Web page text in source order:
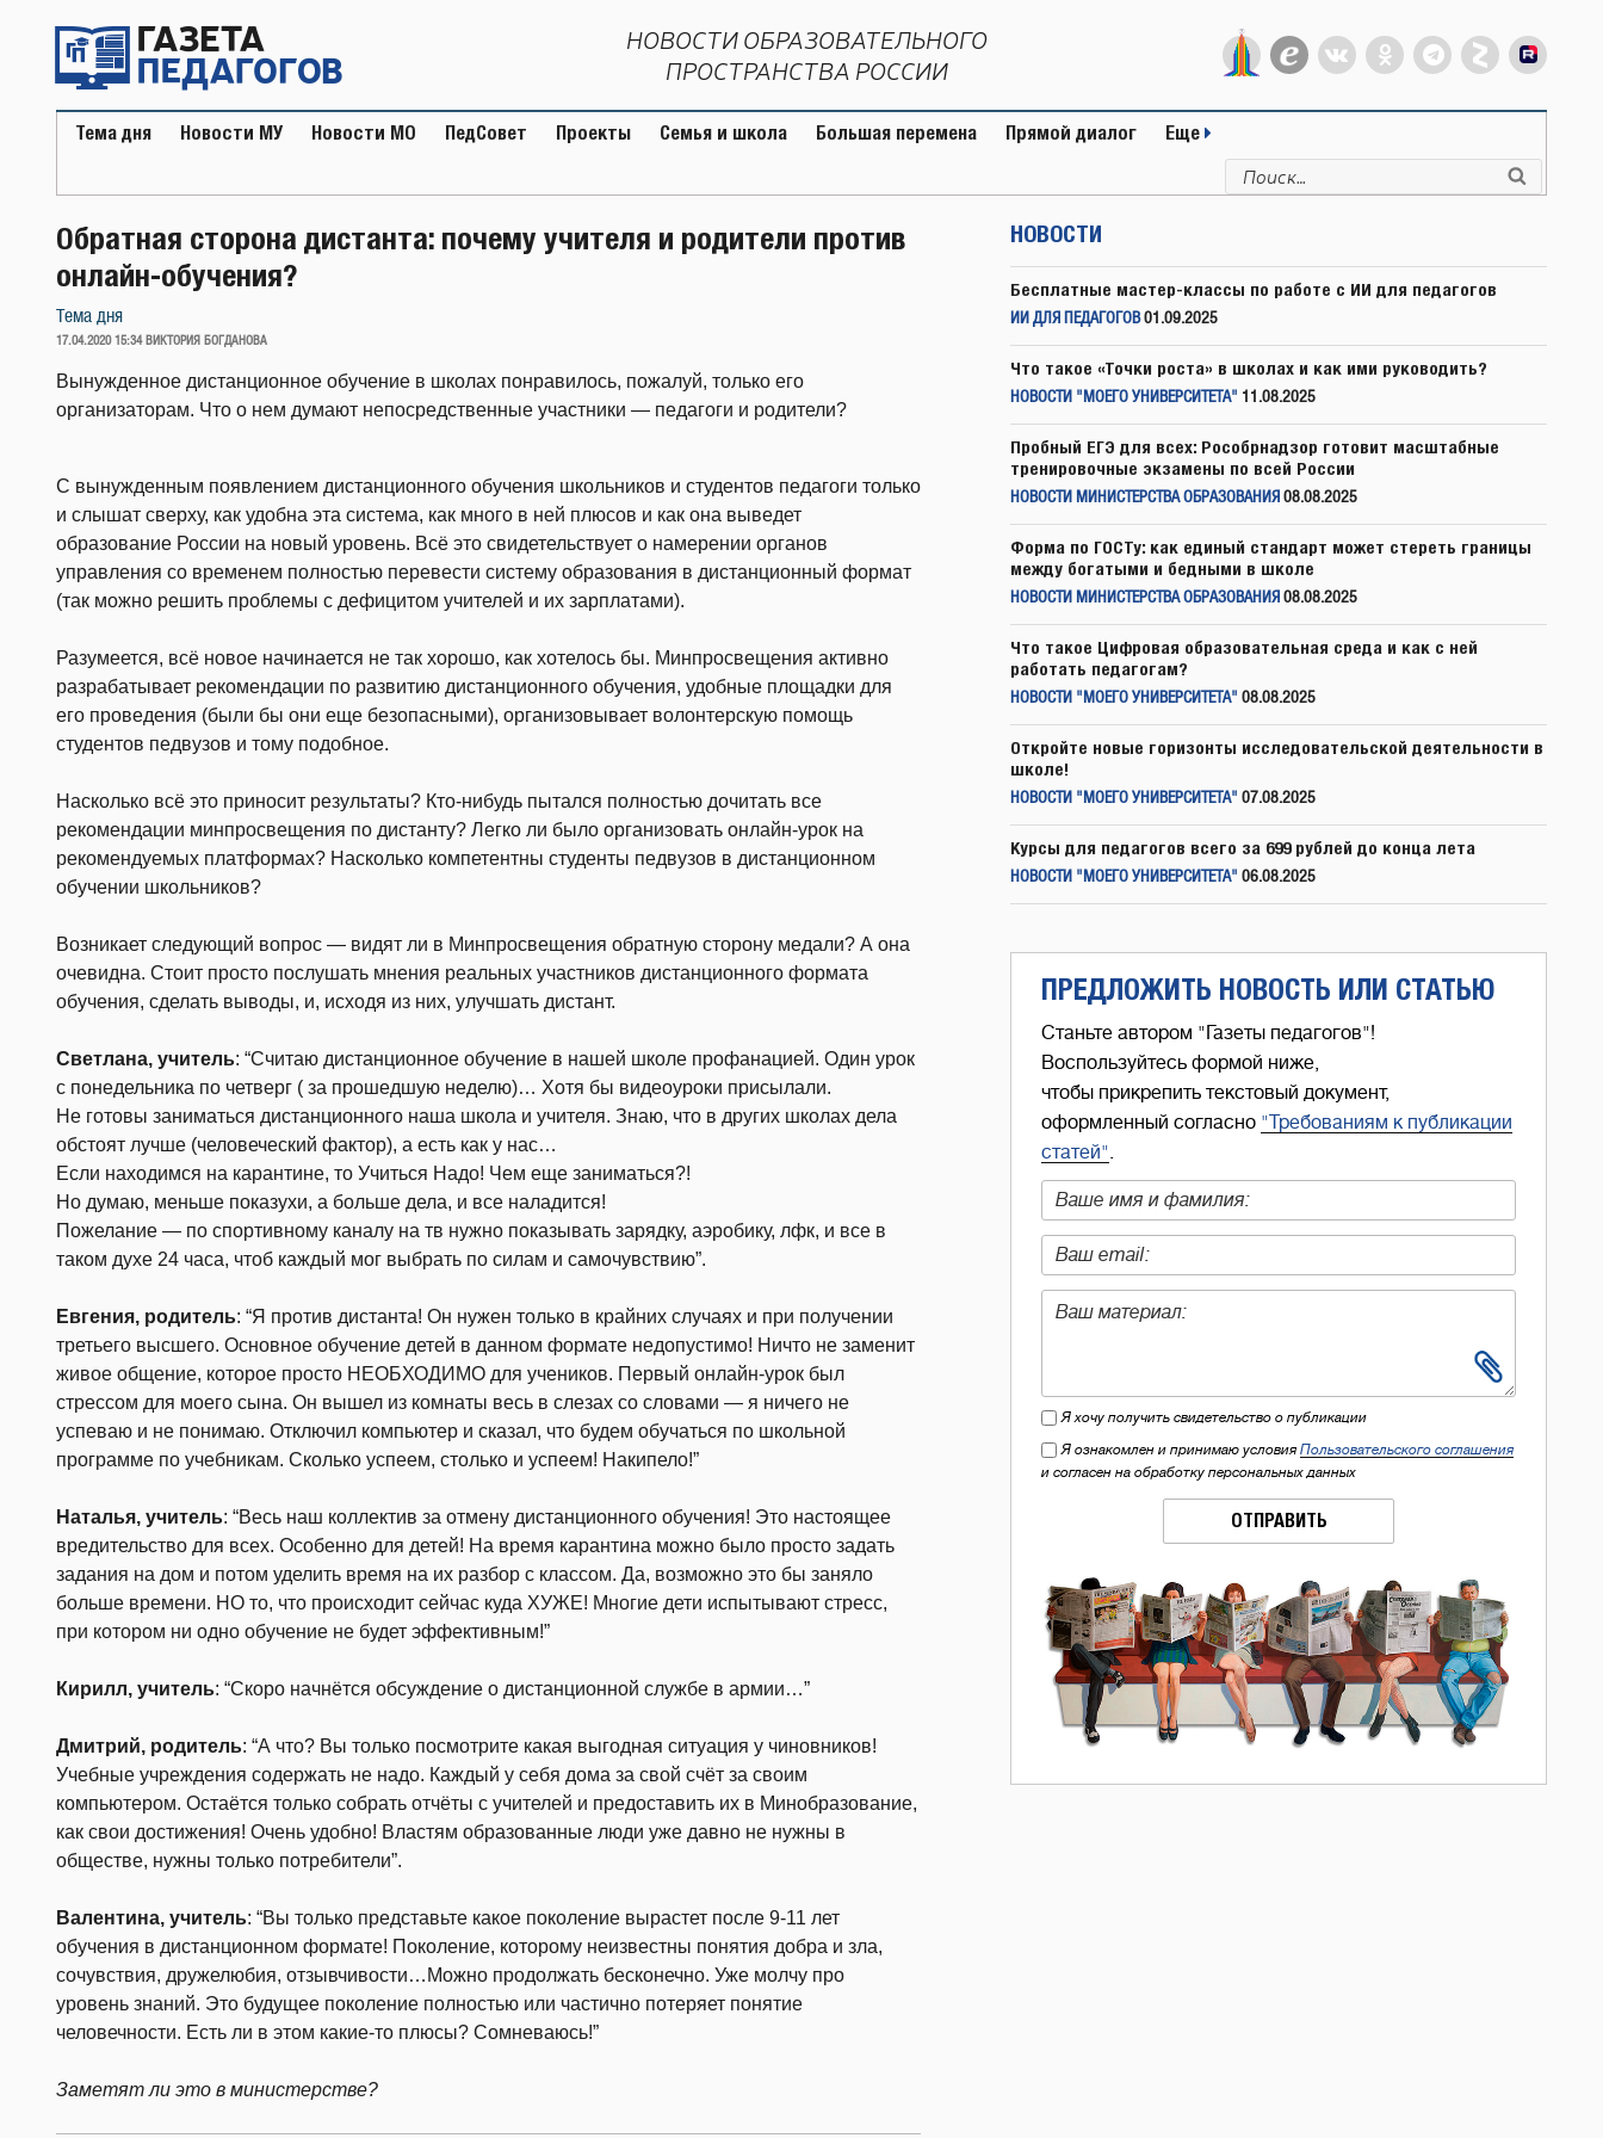
содержимому
НОВОСТИ ОБРАЗОВАТЕЛЬНОГО
ПРОСТРАНСТВА РОССИИ
Тема дня Новости МУ Новости МО ПедСовет Проекты Семья и школа Большая перемена Прямой диалог Еще
Искать:
Обратная сторона дистанта: почему учителя и родители против
онлайн-обучения?
Тема дня
ОПУБЛИКОВАНО
17.04.2020 15:34 ВИКТОРИЯ БОГДАНОВА
Вынужденное дистанционное обучение в школах понравилось, пожалуй, только его
организаторам. Что о нем думают непосредственные участники — педагоги и родители?
С вынужденным появлением дистанционного обучения школьников и студентов педагоги только
и слышат сверху, как удобна эта система, как много в ней плюсов и как она выведет
образование России на новый уровень. Всё это свидетельствует о намерении органов
управления со временем полностью перевести систему образования в дистанционный формат
(так можно решить проблемы с дефицитом учителей и их зарплатами).
Разумеется, всё новое начинается не так хорошо, как хотелось бы. Минпросвещения активно
разрабатывает рекомендации по развитию дистанционного обучения, удобные площадки для
его проведения (были бы они еще безопасными), организовывает волонтерскую помощь
студентов педвузов и тому подобное.
Насколько всё это приносит результаты? Кто-нибудь пытался полностью дочитать все
рекомендации минпросвещения по дистанту? Легко ли было организовать онлайн-урок на
рекомендуемых платформах? Насколько компетентны студенты педвузов в дистанционном
обучении школьников?
Возникает следующий вопрос — видят ли в Минпросвещения обратную сторону медали? А она
очевидна. Стоит просто послушать мнения реальных участников дистанционного формата
обучения, сделать выводы, и, исходя из них, улучшать дистант.
Светлана, учитель: “Считаю дистанционное обучение в нашей школе профанацией. Один урок
с понедельника по четверг ( за прошедшую неделю)… Хотя бы видеоуроки присылали.
Не готовы заниматься дистанционного наша школа и учителя. Знаю, что в других школах дела
обстоят лучше (человеческий фактор), а есть как у нас…
Если находимся на карантине, то Учиться Надо! Чем еще заниматься?!
Но думаю, меньше показухи, а больше дела, и все наладится!
Пожелание — по спортивному каналу на тв нужно показывать зарядку, аэробику, лфк, и все в
таком духе 24 часа, чтоб каждый мог выбрать по силам и самочувствию”.
Евгения, родитель: “Я против дистанта! Он нужен только в крайних случаях и при получении
третьего высшего. Основное обучение детей в данном формате недопустимо! Ничто не заменит
живое общение, которое просто НЕОБХОДИМО для учеников. Первый онлайн-урок был
стрессом для моего сына. Он вышел из комнаты весь в слезах со словами — я ничего не
успеваю и не понимаю. Отключил компьютер и сказал, что будем обучаться по школьной
программе по учебникам. Сколько успеем, столько и успеем! Накипело!”
Наталья, учитель: “Весь наш коллектив за отмену дистанционного обучения! Это настоящее
вредительство для всех. Особенно для детей! На время карантина можно было просто задать
задания на дом и потом уделить время на их разбор с классом. Да, возможно это бы заняло
больше времени. НО то, что происходит сейчас куда ХУЖЕ! Многие дети испытывают стресс,
при котором ни одно обучение не будет эффективным!”
Кирилл, учитель: “Скоро начнётся обсуждение о дистанционной службе в армии…”
Дмитрий, родитель: “А что? Вы только посмотрите какая выгодная ситуация у чиновников!
Учебные учреждения содержать не надо. Каждый у себя дома за свой счёт за своим
компьютером. Остаётся только собрать отчёты с учителей и предоставить их в Минобразование,
как свои достижения! Очень удобно! Властям образованные люди уже давно не нужны в
обществе, нужны только потребители”.
Валентина, учитель: “Вы только представьте какое поколение вырастет после 9-11 лет
обучения в дистанционном формате! Поколение, которому неизвестны понятия добра и зла,
сочувствия, дружелюбия, отзывчивости…Можно продолжать бесконечно. Уже молчу про
уровень знаний. Это будущее поколение полностью или частично потеряет понятие
человечности. Есть ли в этом какие-то плюсы? Сомневаюсь!”
Заметят ли это в министерстве?
НОВОСТИ
Бесплатные мастер-классы по работе с ИИ для педагогов
ИИ ДЛЯ ПЕДАГОГОВ 01.09.2025
Что такое «Точки роста» в школах и как ими руководить?
НОВОСТИ "МОЕГО УНИВЕРСИТЕТА" 11.08.2025
Пробный ЕГЭ для всех: Рособрнадзор готовит масштабные
тренировочные экзамены по всей России
НОВОСТИ МИНИСТЕРСТВА ОБРАЗОВАНИЯ 08.08.2025
Форма по ГОСТу: как единый стандарт может стереть границы
между богатыми и бедными в школе
НОВОСТИ МИНИСТЕРСТВА ОБРАЗОВАНИЯ 08.08.2025
Что такое Цифровая образовательная среда и как с ней
работать педагогам?
НОВОСТИ "МОЕГО УНИВЕРСИТЕТА" 08.08.2025
Откройте новые горизонты исследовательской деятельности в
школе!
НОВОСТИ "МОЕГО УНИВЕРСИТЕТА" 07.08.2025
Курсы для педагогов всего за 699 рублей до конца лета
НОВОСТИ "МОЕГО УНИВЕРСИТЕТА" 06.08.2025
ПРЕДЛОЖИТЬ НОВОСТЬ ИЛИ СТАТЬЮ
Станьте автором "Газеты педагогов"!
Воспользуйтесь формой ниже,
чтобы прикрепить текстовый документ,
оформленный согласно "Требованиям к публикации
статей".
Я хочу получить свидетельство о публикации
Я ознакомлен и принимаю условия Пользовательского соглашения
и согласен на обработку персональных данных
ОТПРАВИТЬ